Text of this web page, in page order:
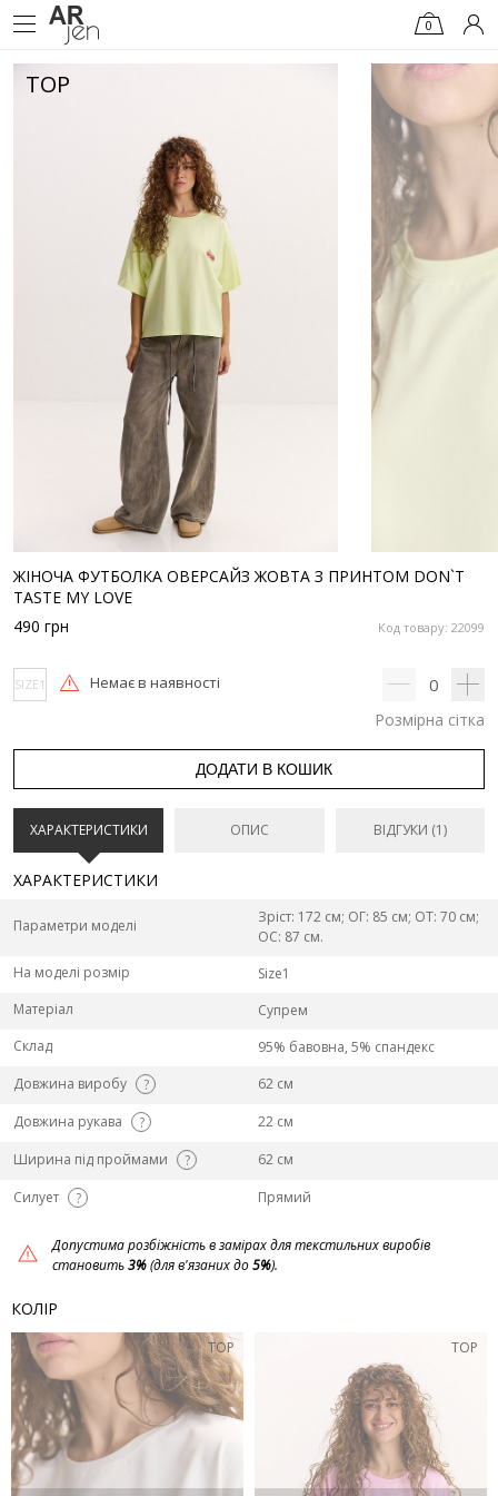
0
TOP
ЖІНОЧА ФУТБОЛКА ОВЕРСАЙЗ ЖОВТА З ПРИНТОМ DON`T
TASTE MY LOVE
Код товару: 22099
490 грн
SIZE1 Немає в наявності 0
Розмірна сітка
ДОДАТИ В КОШИК
ХАРАКТЕРИСТИКИ ОПИС ВІДГУКИ (1)
ХАРАКТЕРИСТИКИ
Параметри моделі
Зріст: 172 см; ОГ: 85 см; ОТ: 70 см;
ОС: 87 см.
На моделі розмір
Size1
Матеріал
Супрем
Склад
95% бавовна, 5% спандекс
Довжина виробу
?
62 см
Довжина рукава
?
22 см
Ширина під проймами
?
62 см
Силует
? Прямий
Допустима розбіжність в замірах для текстильних виробів
становить3%(для в'язаних до5%).
КОЛІР
TOP TOP